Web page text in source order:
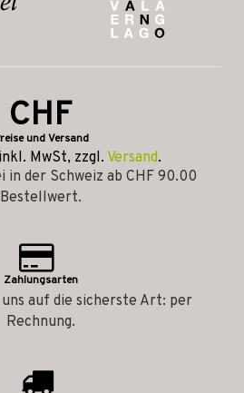
CHF
und Versand
MwSt, zzgl. Versand.
in der Schweiz ab CHF 90.00
Bestellwert.
Zahlungsarten
auf die sicherste Art: per
Rechnung.